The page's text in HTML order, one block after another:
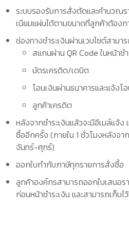
ระบบรองรับการสั่งตัดและคำนวณร
เนียมแผ่นได้ตามขนาดที่ลูกค้าต้องก
ช่องทางชำระเงินผ่านเวบไซต์สามา
สแกนผ่าน QR Code ในหน้าชำ
บัตรเครดิต/เดบิต
โอนเงินผ่านธนาคารและแจ้งโ
ลูกค้าเครดิต
หลังจากชำระเงินแล้วจะมีอีเมล์แจ้
ซื้ออีกครั้ง (ภายใน 1 ชั่วโมงหลังจา
จันทร์-ศุกร์)
ออกใบกำกับภาษีทุกรายการสั่งซื้อ
ลูกค้าองค์กรสามารถออกใบเสนอร
ก่อนหน้าชำระเงิน และสามารถเก็บ